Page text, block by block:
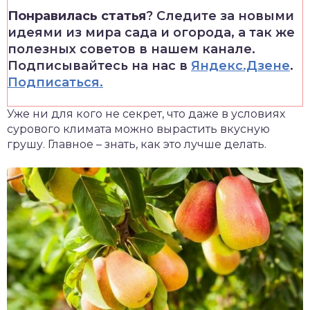
Понравилась статья? Следите за новыми
идеями из мира сада и огорода, а так же
полезных советов в нашем канале.
Подписывайтесь на нас в Яндекс.Дзене.
Подписаться.
Уже ни для кого не секрет, что даже в условиях
сурового климата можно вырастить вкусную
грушу. Главное – знать, как это лучше делать.